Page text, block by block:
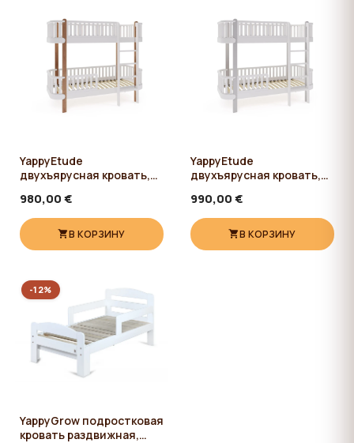
YappyEtude
двухъярусная кровать,
980,00 €
В КОРЗИНУ
YappyEtude
двухъярусная кровать,
990,00 €
В КОРЗИНУ
YappyGrow подростковая
кровать раздвижная,
-12%